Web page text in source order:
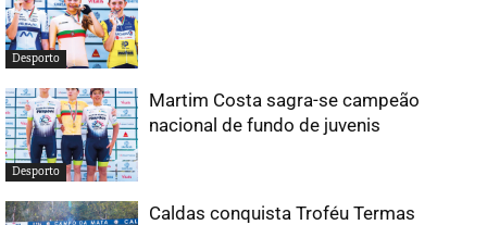
Desporto
Desporto
Martim Costa sagra-se campeão
nacional de fundo de juvenis
Caldas conquista Troféu Termas